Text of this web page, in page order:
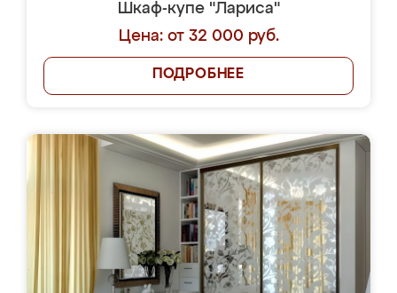
Шкаф-купе "Лариса"
Цена: от 32 000 руб.
ПОДРОБНЕЕ